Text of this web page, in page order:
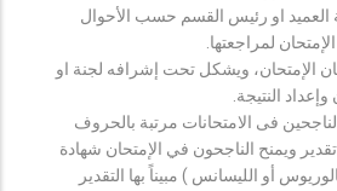
او رئيس القسم حسب الأحوال
لمراجعتها.
الإمتحان، ويشكل تحت إشرافه لجنة او
النتيجة.
فى الامتحانات مرتبة بالحروف
تقدير ويمنح الناجحون في الإمتحان شهادة
أو الليسانس ) مبيناً بها التقدير